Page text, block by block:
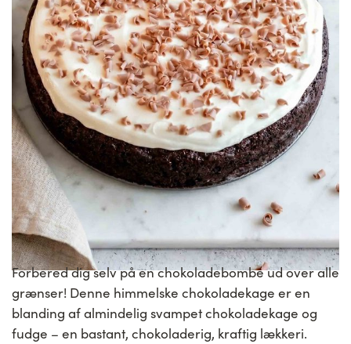
Forbered dig selv på en chokoladebombe ud over alle
grænser! Denne himmelske chokoladekage er en
blanding af almindelig svampet chokoladekage og
fudge – en bastant, chokoladerig, kraftig lækkeri.